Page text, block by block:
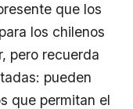
que los
los chilenos
pero recuerda
pueden
que permitan el